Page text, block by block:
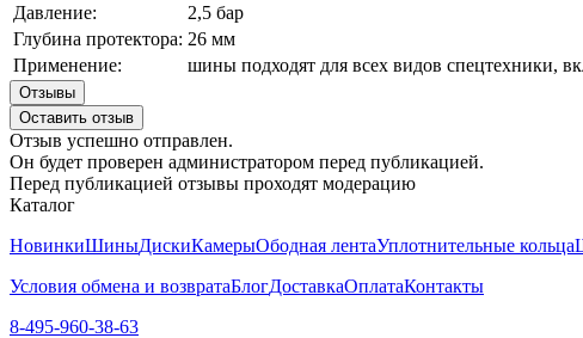
Давление:
2,5 бар
Глубина протектора: 26 мм
Применение:
шины подходят для всех видов спецтехники,
Отзывы
Оставить отзыв
Отзыв успешно отправлен.
Он будет проверен администратором перед публикацией.
Перед публикацией отзывы проходят модерацию
Каталог
НовинкиШиныДискиКамерыОбодная лентаУплотнительные кольца
Условия обмена и возвратаБлогДоставкаОплатаКонтакты
8-495-960-38-63